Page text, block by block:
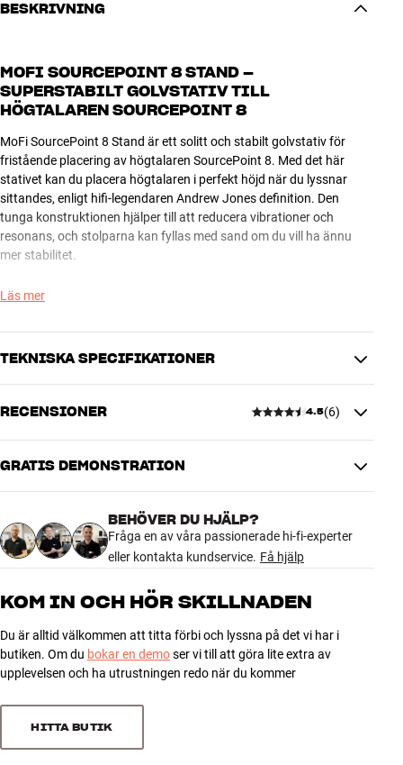
BESKRIVNING
MOFI SOURCEPOINT 8 STAND –
SUPERSTABILT GOLVSTATIV TILL
HÖGTALAREN SOURCEPOINT 8
MoFi SourcePoint 8 Stand är ett solitt och stabilt golvstativ för
fristående placering av högtalaren SourcePoint 8. Med det här
stativet kan du placera högtalaren i perfekt höjd när du lyssnar
sittandes, enligt hifi-legendaren Andrew Jones definition. Den
tunga konstruktionen hjälper till att reducera vibrationer och
resonans, och stolparna kan fyllas med sand om du vill ha ännu
mer stabilitet.
SourcePoint 8 Stand är designad för MoFi SourcePoint 8, men de
liknande modeller från andra tillverkare om du känner för det.
Mer från MoFi Electronics
Läs mer
TEKNISKA SPECIFIKATIONER
DIMENSIONER OCH DESIGN
Färg
Svart
Vikt (kg)
Mått (förpackning)
djup)
Mått (produkt)
32 x 45 x 33 cm (bredd x höjd x
djup)
GENERELLA EGENSKAPER
Golvstativ till MoFi SourcePoint 8
Solitt utförande i pulverlackerat stål
Justerbara spikes medföljer
RECENSIONER 4.5(6)
4.5
6 recensioner
3
2
Sortera efter
GRATIS DEMONSTRATION
BEHÖVER DU HJÄLP?
Fråga en av våra passionerade hi-fi-experter
eller kontakta kundservice. Få hjälp
KOM IN OCH HÖR SKILLNADEN
Du är alltid välkommen att titta förbi och lyssna på det vi har i
butiken. Om du bokar en demoser vi till att göra lite extra av
upplevelsen och ha utrustningen redo när du kommer
HITTA BUTIK